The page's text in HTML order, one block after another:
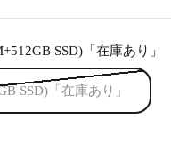
SSD)「在庫あり」
SSD)「在庫あり」